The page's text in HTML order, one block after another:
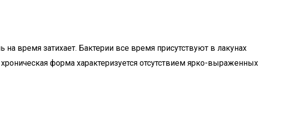
время затихает. Бактерии все время присутствуют в лакунах
форма характеризуется отсутствием ярко-выраженных